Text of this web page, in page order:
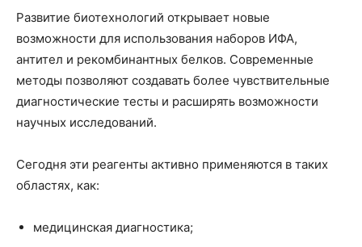
Развитие биотехнологий открывает новые
возможности для использования наборов ИФА,
антител и рекомбинантных белков. Современные
методы позволяют создавать более чувствительные
диагностические тесты и расширять возможности
научных исследований.
Сегодня эти реагенты активно применяются в таких
областях, как:
медицинская диагностика;